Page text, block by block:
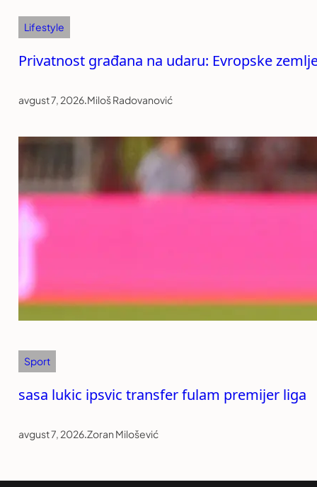
Lifestyle
Privatnost građana na udaru: Evropske
avgust 7, 2026.Miloš Radovanović
Sport
sasa lukic ipsvic transfer fulam premijer liga
avgust 7, 2026.Zoran Milošević